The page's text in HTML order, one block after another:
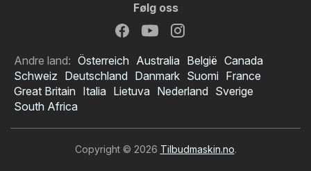
Følg oss
Andre land: Österreich Australia België Canada
Schweiz Deutschland Danmark Suomi France
Great Britain Italia Lietuva Nederland Sverige
South Africa
Copyright © 2026 Tilbudmaskin.no.